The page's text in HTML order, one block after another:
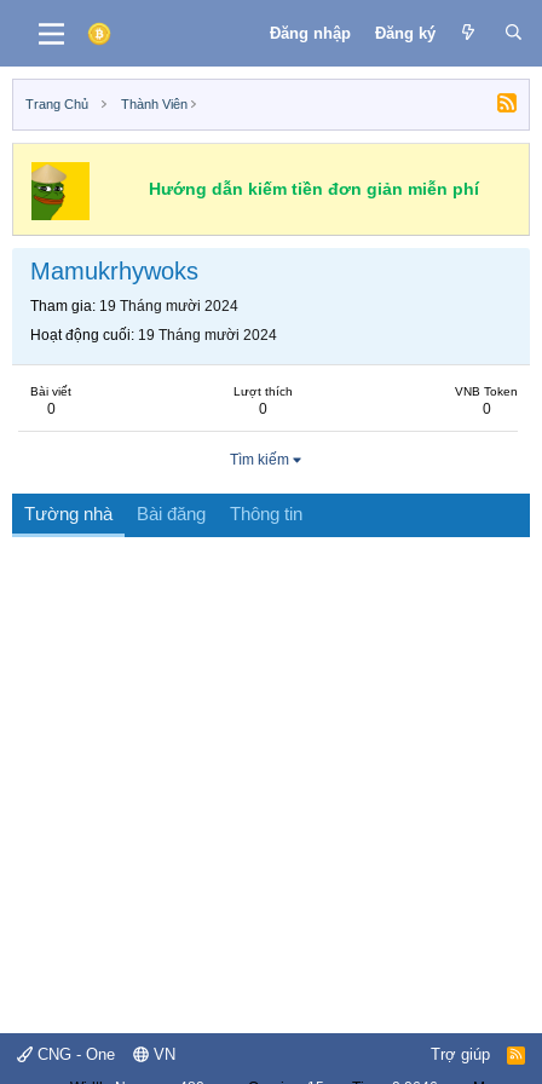
Đăng nhập Đăng ký
Trang Chủ Thành Viên
Hướng dẫn kiếm tiền đơn giản miễn phí
Mamukrhywoks
Tham gia 19 Tháng mười 2024
Hoạt động cuối 19 Tháng mười 2024
Bài viết
0
Lượt thích
0
VNB Token
0
Tìm kiếm
Tường nhà Bài đăng Thông tin
CNG - One VN Trợ giúp
R